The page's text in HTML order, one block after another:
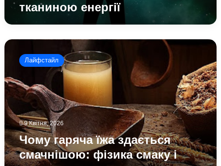
тканиною енергії
Чому
гаряча
здається
смачнішою:
фізика
смаку
нюху
Лайфстайл
9 Квітня, 2026
Чому гаряча їжа здається
смачнішою: фізика смаку і